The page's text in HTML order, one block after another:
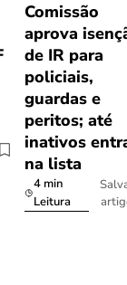
Comissão
aprova
de IR para
policiais,
guardas e
peritos; até
inativos
na lista
4 min
Leitura